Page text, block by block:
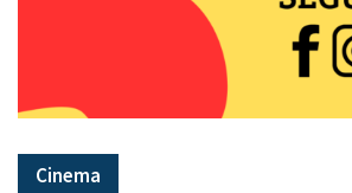
Cinema